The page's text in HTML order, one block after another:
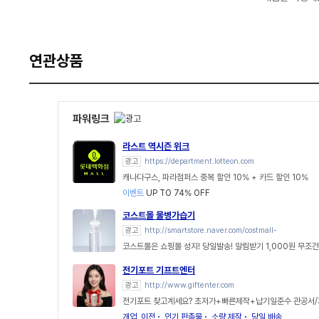
연관상품
파워링크
라스트 역시즌 위크
광고 https://department.lotteon.com
캐나다구스, 파라점퍼스 중복 할인 10% + 카드 할인 10%
이벤트 UP TO 74% OFF
코스트몰 물병가습기
광고 http://smartstore.naver.com/costmall-
코스트몰은 쇼핑몰 성지! 당일발송! 알림받기 1,000원 무조
전기포트 기프트엔터
광고 http://www.giftenter.com
전기포트 찾고계세요? 초저가+빠른제작+납기일준수 관공서
개업, 이전
인기 판촉물 소량 제작 당일 배송